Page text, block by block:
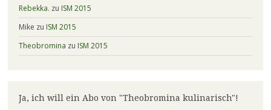
Rebekka. zu ISM 2015
Mike zu ISM 2015
Theobromina zu ISM 2015
Ja, ich will ein Abo von "Theobromina kulinarisch"!